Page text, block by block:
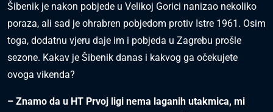
Šibenik je nakon pobjede u Velikoj Gorici nanizao nekoliko
poraza, ali sad je ohrabren pobjedom protiv Istre 1961. Osim
toga, dodatnu vjeru daje im i pobjeda u Zagrebu prošle
sezone. Kakav je Šibenik danas i kakvog ga očekujete
ovoga vikenda?
– Znamo da u HT Prvoj ligi nema laganih utakmica, mi